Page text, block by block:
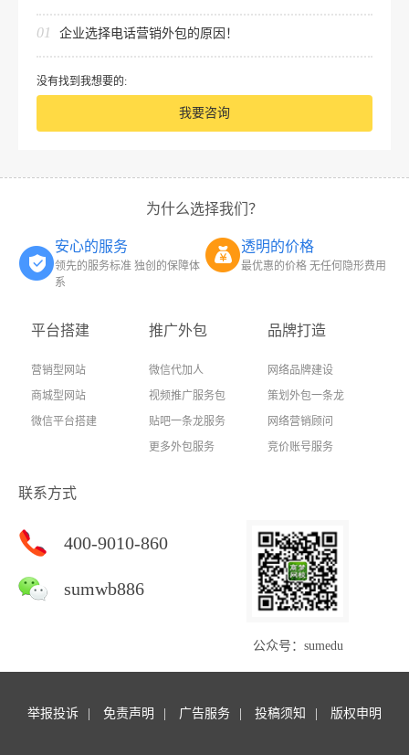
01 企业选择电话营销外包的原因！
没有找到我想要的:
我要咨询
为什么选择我们？
安心的服务
领先的服务标准 独创的保障体
系
透明的价格
最优惠的价格 无任何隐形费用
平台搭建
营销型网站
商城型网站
微信平台搭建
推广外包
微信代加人
视频推广服务包
贴吧一条龙服务
更多外包服务
品牌打造
网络品牌建设
策划外包一条龙
网络营销顾问
竞价账号服务
联系方式
400-9010-860
sumwb886
公众号：sumedu
举报投诉 免责声明 广告服务 投稿须知 版权申明